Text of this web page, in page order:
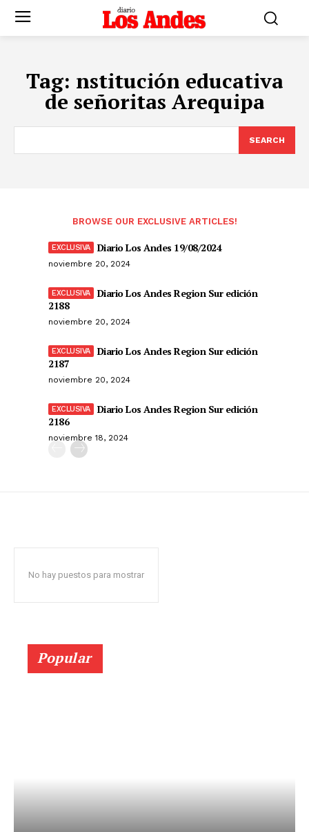
Tag: nstitución educativa
de señoritas Arequipa
SEARCH
BROWSE OUR EXCLUSIVE ARTICLES!
Diario Los Andes 19/08/2024
noviembre 20, 2024
Diario Los Andes Region Sur edición
2188
noviembre 20, 2024
Diario Los Andes Region Sur edición
2187
noviembre 20, 2024
Diario Los Andes Region Sur edición
2186
noviembre 18, 2024
No hay puestos para mostrar
Popular